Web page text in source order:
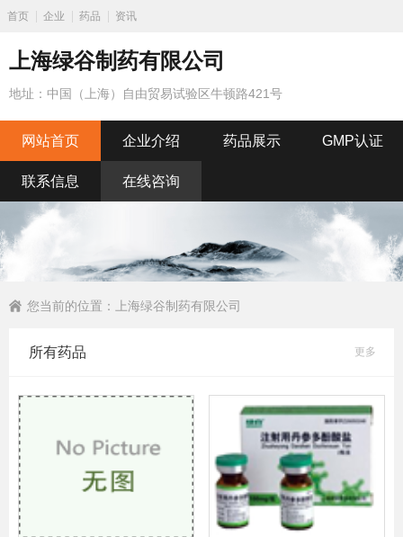
首页 企业 药品 资讯
上海绿谷制药有限公司
地址：中国（上海）自由贸易试验区牛顿路421号
网站首页 企业介绍 药品展示 GMP认证
联系信息 在线咨询
您当前的位置： 上海绿谷制药有限公司
所有药品 更多